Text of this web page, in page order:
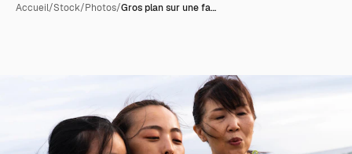
Accueil/Stock/Photos/Gros plan sur une fa…